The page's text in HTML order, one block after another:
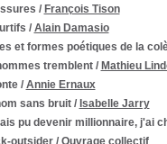
/ François Tison
/ Alain Damasio
et formes poétiques de la
tremblent/ Mathieu
/ Annie Ernaux
sans bruit/ Isabelle Jarry
pu devenir millionnaire, j'ai
outsider/ Ouvrage collectif